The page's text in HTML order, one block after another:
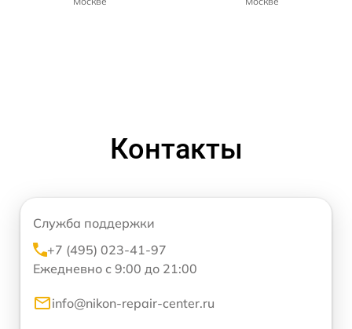
Контакты
Служба поддержки
+7 (495) 023-41-97
Ежедневно с 9:00 до 21:00
info@nikon-repair-center.ru